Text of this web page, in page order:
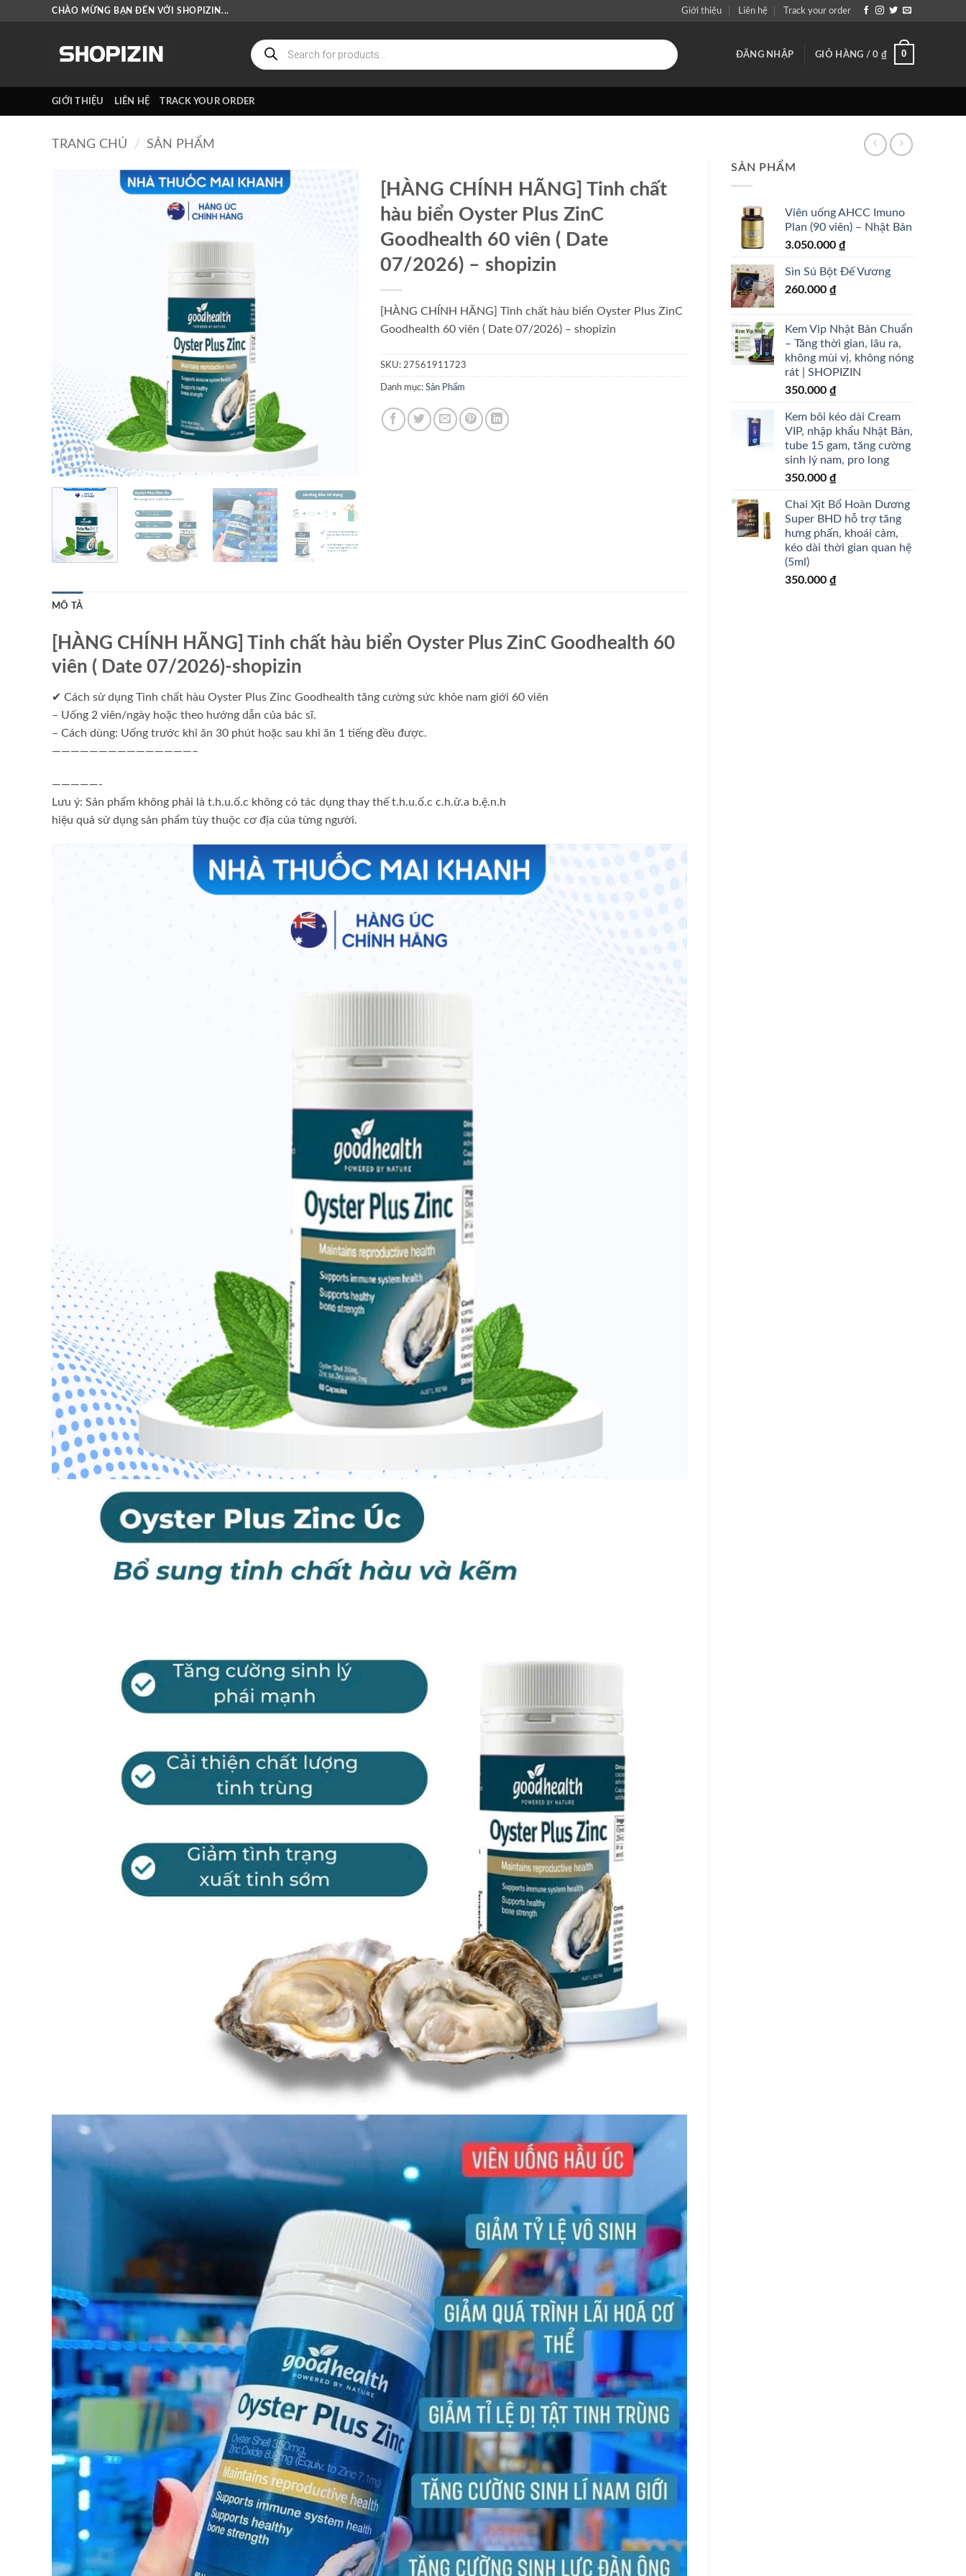
CHÀO MỪNG BẠN ĐẾN VỚI SHOPIZIN... Giới thiệu Liên hệ Track your order
Tìm
kiếm
sản
phẩm
ĐĂNG NHẬP GIỎ HÀNG /0 ₫ 0
GIỚI THIỆU LIÊN HỆ TRACK YOUR ORDER
TRANG CHỦ / SẢN PHẨM
SẢN PHẨM
Viên uống AHCC Imuno
Plan (90 viên) – Nhật Bản
3.050.000 ₫
Sìn Sú Bột Đế Vương
260.000 ₫
Kem Vip Nhật Bản Chuẩn
– Tăng thời gian, lâu ra,
không mùi vị, không nóng
rát | SHOPIZIN
350.000 ₫
Kem bôi kéo dài Cream
VIP, nhập khẩu Nhật Bản,
tube 15 gam, tăng cường
sinh lý nam, pro long
350.000 ₫
Chai Xịt Bổ Hoàn Dương
Super BHD hỗ trợ tăng
hưng phấn, khoái cảm,
kéo dài thời gian quan hệ
(5ml)
350.000 ₫
[HÀNG CHÍNH HÃNG] Tinh chất
hàu biển Oyster Plus ZinC
Goodhealth 60 viên ( Date
07/2026) – shopizin
[HÀNG CHÍNH HÃNG] Tinh chất hàu biển Oyster Plus ZinC
Goodhealth 60 viên ( Date 07/2026) – shopizin
SKU: 27561911723
Danh mục: Sản Phẩm
MÔ TẢ
[HÀNG CHÍNH HÃNG] Tinh chất hàu biển Oyster Plus ZinC Goodhealth 60
viên ( Date 07/2026)-shopizin
✔ Cách sử dụng Tinh chất hàu Oyster Plus Zinc Goodhealth tăng cường sức khỏe nam giới 60 viên
– Uống 2 viên/ngày hoặc theo hướng dẫn của bác sĩ.
– Cách dùng: Uống trước khi ăn 30 phút hoặc sau khi ăn 1 tiếng đều được.
———————————————–
—————-
Lưu ý: Sản phẩm không phải là t.h.u.ố.c không có tác dụng thay thế t.h.u.ố.c c.h.ữ.a b.ệ.n.h
hiệu quả sử dụng sản phẩm tùy thuộc cơ địa của từng người.